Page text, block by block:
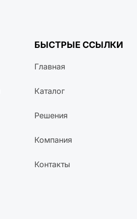
БЫСТРЫЕ ССЫЛКИ
Главная
Каталог
Решения
Компания
Контакты